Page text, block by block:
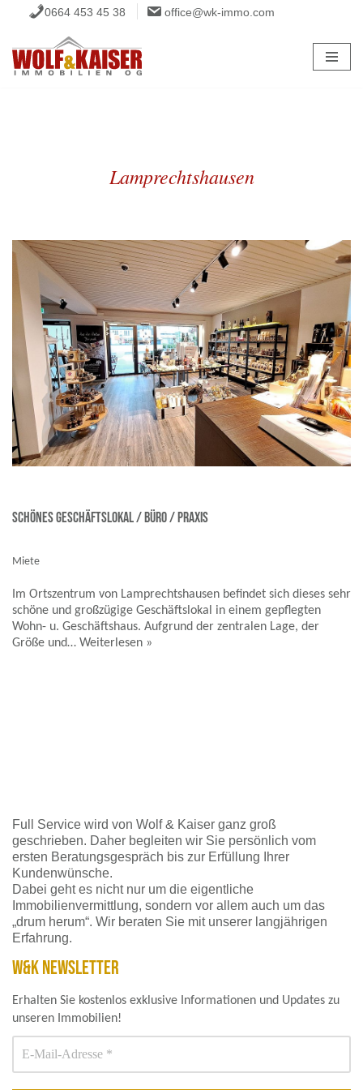
Inhalt
springen
0664 453 45 38 office@wk-immo.com
Lamprechtshausen
Schönes Geschäftslokal / Büro / Praxis
Miete
Im Ortszentrum von Lamprechtshausen befindet sich dieses sehr
schöne und großzügige Geschäftslokal in einem gepflegten
Wohn- u. Geschäftshaus. Aufgrund der zentralen Lage, der
Größe und… Weiterlesen »
Full Service wird von Wolf & Kaiser ganz groß
geschrieben. Daher begleiten wir Sie persönlich vom
ersten Beratungsgespräch bis zur Erfüllung Ihrer
Kundenwünsche.
Dabei geht es nicht nur um die eigentliche
Immobilienvermittlung, sondern vor allem auch um das
„drum herum“. Wir beraten Sie mit unserer langjährigen
Erfahrung.
W&K NEWSLETTER
Erhalten Sie kostenlos exklusive Informationen und Updates zu
unseren Immobilien!